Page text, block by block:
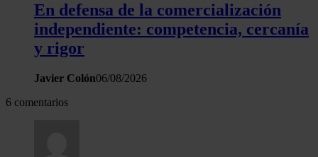
En defensa de la comercialización
independiente: competencia, cercanía
y rigor
Javier Colón06/08/2026
6 comentarios